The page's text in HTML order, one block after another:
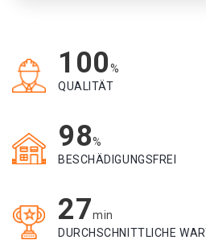
100%
QUALITÄT
98%
BESCHÄDIGUNGSFREI
27min
DURCHSCHNITTLICHE